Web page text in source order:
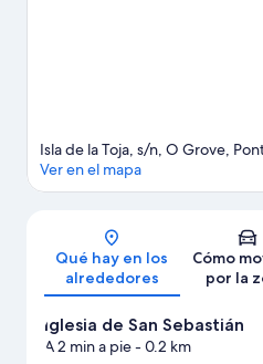
Isla de la Toja, s/n, O Grove,
Ver en el mapa
Qué hay en los
alrededores
Cómo
por la
Iglesia de San Sebastián
A 2 min a pie- 0.2 km